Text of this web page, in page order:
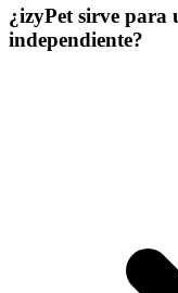
¿izyPet sirve para
independiente?